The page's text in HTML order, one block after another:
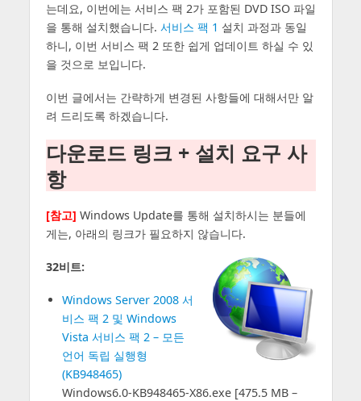
는데요, 이번에는 서비스 팩 2가 포함된 DVD ISO 파일
을 통해 설치했습니다. 서비스 팩 1 설치 과정과 동일
하니, 이번 서비스 팩 2 또한 쉽게 업데이트 하실 수 있
을 것으로 보입니다.
이번 글에서는 간략하게 변경된 사항들에 대해서만 알
려 드리도록 하겠습니다.
다운로드 링크 + 설치 요구 사
항
[참고] Windows Update를 통해 설치하시는 분들에
게는, 아래의 링크가 필요하지 않습니다.
32비트:
Windows Server 2008 서
비스 팩 2 및 Windows
Vista 서비스 팩 2 – 모든
언어 독립 실행형
(KB948465)
Windows6.0-KB948465-X86.exe [475.5 MB –